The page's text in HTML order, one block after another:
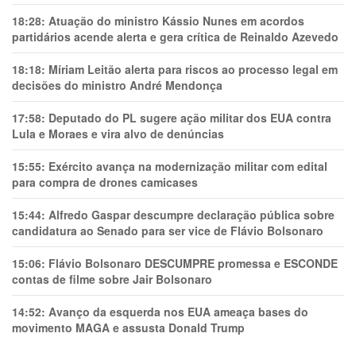
18:28: Atuação do ministro Kássio Nunes em acordos
partidários acende alerta e gera crítica de Reinaldo Azevedo
18:18: Míriam Leitão alerta para riscos ao processo legal em
decisões do ministro André Mendonça
17:58: Deputado do PL sugere ação militar dos EUA contra
Lula e Moraes e vira alvo de denúncias
15:55: Exército avança na modernização militar com edital
para compra de drones camicases
15:44: Alfredo Gaspar descumpre declaração pública sobre
candidatura ao Senado para ser vice de Flávio Bolsonaro
15:06: Flávio Bolsonaro DESCUMPRE promessa e ESCONDE
contas de filme sobre Jair Bolsonaro
14:52: Avanço da esquerda nos EUA ameaça bases do
movimento MAGA e assusta Donald Trump